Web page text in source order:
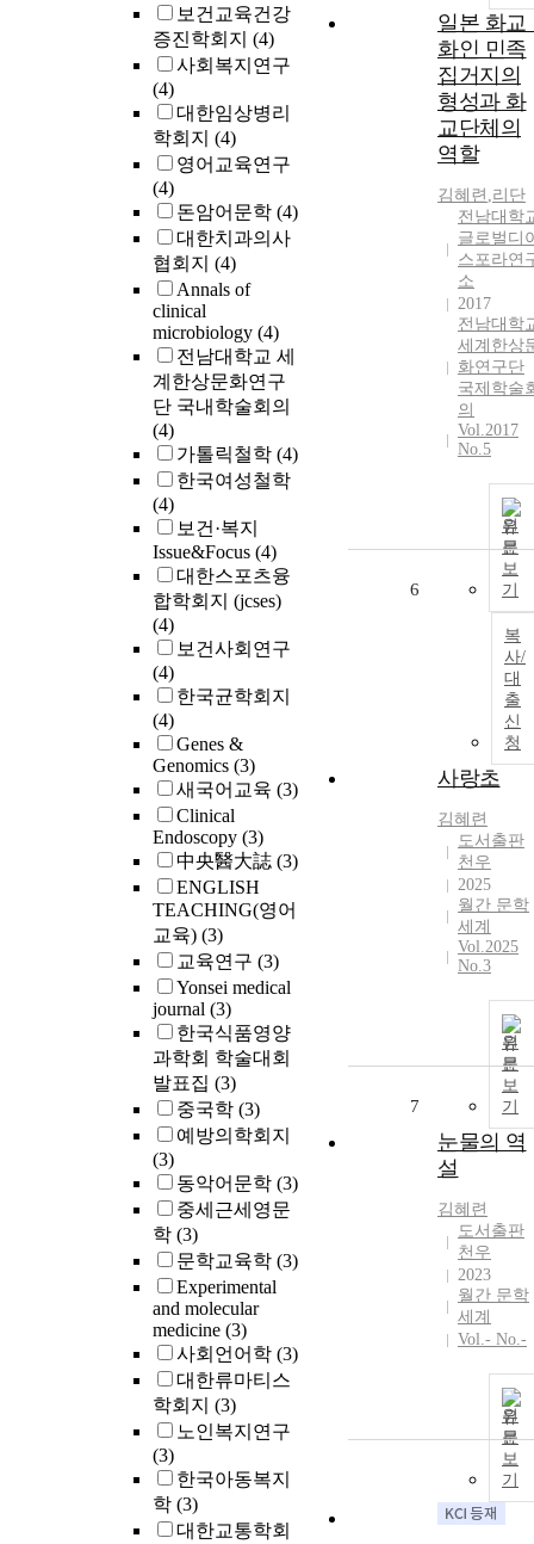
보건교육건강
증진학회지 (4)
사회복지연구
(4)
대한임상병리
학회지 (4)
영어교육연구
(4)
돈암어문학 (4)
대한치과의사
협회지 (4)
Annals of
clinical
microbiology (4)
전남대학교 세
계한상문화연구
단 국내학술회의
(4)
가톨릭철학 (4)
한국여성철학
(4)
보건·복지
Issue&Focus (4)
대한스포츠융
합학회지 (jcses)
(4)
보건사회연구
(4)
한국균학회지
(4)
Genes &
Genomics (3)
새국어교육 (3)
Clinical
Endoscopy (3)
中央醫大誌 (3)
ENGLISH
TEACHING(영어
교육) (3)
교육연구 (3)
Yonsei medical
journal (3)
한국식품영양
과학회 학술대회
발표집 (3)
중국학 (3)
예방의학회지
(3)
동악어문학 (3)
중세근세영문
학 (3)
문학교육학 (3)
Experimental
and molecular
medicine (3)
사회언어학 (3)
대한류마티스
학회지 (3)
노인복지연구
(3)
한국아동복지
학 (3)
대한교통학회
일본 화교
화인 민족
집거지의
형성과 화
교단체의
역할
김혜련 ,리단
전남대학
글로벌디
스포라연
소
2017
전남대학
세계한상
화연구단
국제학술
의
Vol.2017
No.5
원
문
보
기
복
사/
대
출
신
청
6
사랑초
김혜련
도서출판
천우
2025
월간 문학
세계
Vol.2025
No.3
원
문
보
기
7
눈물의 역
설
김혜련
도서출판
천우
2023
월간 문학
세계
Vol.- No.-
원
문
보
기